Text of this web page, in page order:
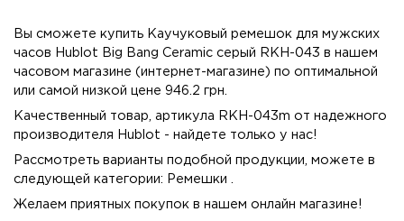
Вы сможете купить Каучуковый ремешок для мужских
часов Hublot Big Bang Ceramic серый RKH-043 в нашем
часовом магазине (интернет-магазине) по оптимальной
или самой низкой цене 946.2 грн.
Качественный товар, артикула RKH-043m от надежного
производителя Hublot - найдете только у нас!
Рассмотреть варианты подобной продукции, можете в
следующей категории:
Ремешки
Желаем приятных покупок в нашем онлайн магазине!